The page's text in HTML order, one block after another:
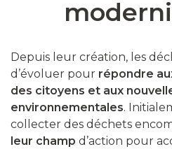
Depuis leur création, les
d’évoluer pour répondre
des citoyens et aux
environnementales.
collecter des déchets
leur champ d’action pour